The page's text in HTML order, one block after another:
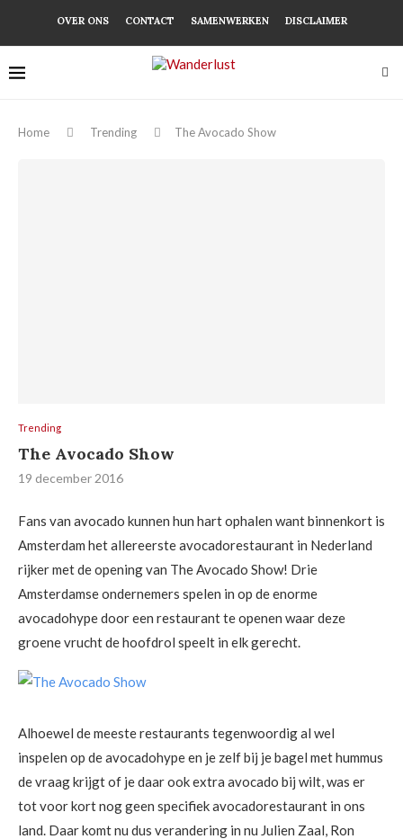
OVER ONS CONTACT SAMENWERKEN DISCLAIMER
Home Trending The Avocado Show
Trending
The Avocado Show
19 december 2016
Fans van avocado kunnen hun hart ophalen want binnenkort is
Amsterdam het allereerste avocadorestaurant in Nederland
rijker met de opening van The Avocado Show! Drie
Amsterdamse ondernemers spelen in op de enorme
avocadohype door een restaurant te openen waar deze
groene vrucht de hoofdrol speelt in elk gerecht.
Alhoewel de meeste restaurants tegenwoordig al wel
inspelen op de avocadohype en je zelf bij je bagel met hummus
de vraag krijgt of je daar ook extra avocado bij wilt, was er
tot voor kort nog geen specifiek avocadorestaurant in ons
land. Daar komt nu dus verandering in nu Julien Zaal, Ron